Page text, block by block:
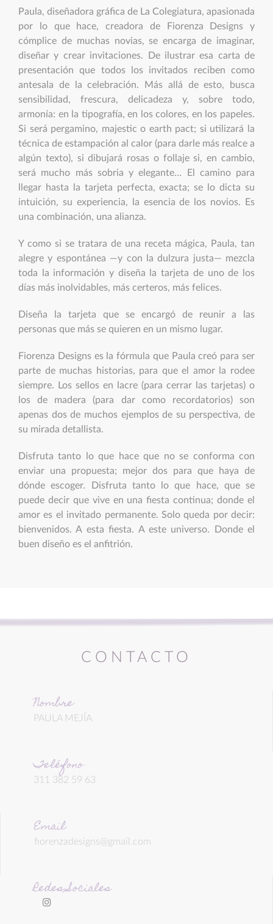
Paula, diseñadora gráfica de La Colegiatura, apasionada
por lo que hace, creadora de Fiorenza Designs y
cómplice de muchas novias, se encarga de imaginar,
diseñar y crear invitaciones. De ilustrar esa carta de
presentación que todos los invitados reciben como
antesala de la celebración. Más allá de esto, busca
sensibilidad, frescura, delicadeza y, sobre todo,
armonía: en la tipografía, en los colores, en los papeles.
Si será pergamino, majestic o earth pact; si utilizará la
técnica de estampación al calor (para darle más realce a
algún texto), si dibujará rosas o follaje si, en cambio,
será mucho más sobria y elegante… El camino para
llegar hasta la tarjeta perfecta, exacta; se lo dicta su
intuición, su experiencia, la esencia de los novios. Es
una combinación, una alianza.
Y como si se tratara de una receta mágica, Paula, tan
alegre y espontánea —y con la dulzura justa— mezcla
toda la información y diseña la tarjeta de uno de los
días más inolvidables, más certeros, más felices.
Diseña la tarjeta que se encargó de reunir a las
personas que más se quieren en un mismo lugar.
Fiorenza Designs es la fórmula que Paula creó para ser
parte de muchas historias, para que el amor la rodee
siempre. Los sellos en lacre (para cerrar las tarjetas) o
los de madera (para dar como recordatorios) son
apenas dos de muchos ejemplos de su perspectiva, de
su mirada detallista.
Disfruta tanto lo que hace que no se conforma con
enviar una propuesta; mejor dos para que haya de
dónde escoger. Disfruta tanto lo que hace, que se
puede decir que vive en una fiesta continua; donde el
amor es el invitado permanente. Solo queda por decir:
bienvenidos. A esta fiesta. A este universo. Donde el
buen diseño es el anfitrión.
CONTACTO
Nombre
PAULA MEJÍA
Teléfono
311 382 59 63
Email
fiorenzadesigns@gmail.com
Redes Sociales